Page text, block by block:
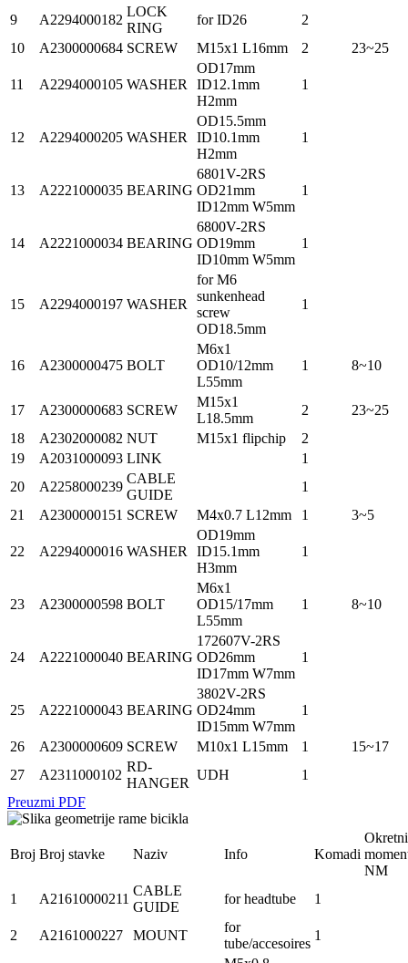
9 A2294000182
LOCK
RING
for ID26
2
10
A2300000684 SCREW M15x1 L16mm 2 23~25
11 A2294000105 WASHER
OD17mm
ID12.1mm
H2mm
1
12 A2294000205 WASHER
OD15.5mm
ID10.1mm
H2mm
1
13 A2221000035 BEARING
6801V-2RS
OD21mm
ID12mm W5mm
1
14 A2221000034 BEARING
6800V-2RS
OD19mm
ID10mm W5mm
1
15 A2294000197 WASHER
for M6
sunkenhead
screw
OD18.5mm
1
16 A2300000475 BOLT
M6x1
OD10/12mm
L55mm
1 8~10
17 A2300000683 SCREW
M15x1
L18.5mm
2
23~25
18
A2302000082 NUT M15x1 flipchip
2
19
A2031000093 LINK
1
20
A2258000239
CABLE
GUIDE
1
21
A2300000151 SCREW M4x0.7 L12mm 1 3~5
22 A2294000016 WASHER
OD19mm
ID15.1mm
H3mm
1
23 A2300000598 BOLT
M6x1
OD15/17mm
L55mm
1 8~10
24 A2221000040 BEARING
172607V-2RS
OD26mm
ID17mm W7mm
1
25 A2221000043 BEARING
3802V-2RS
OD24mm
ID15mm W7mm
1
26 A2300000609 SCREW M10x1 L15mm 1
15~17
27
A2311000102
RD-
HANGER
UDH
1
Preuzmi PDF
Broj Broj stavke Naziv Info Komadi
Okretni
NM
1
A21610000211
CABLE
GUIDE
for headtube 1
2 A2161000227 MOUNT
for
tube/accesoires
1